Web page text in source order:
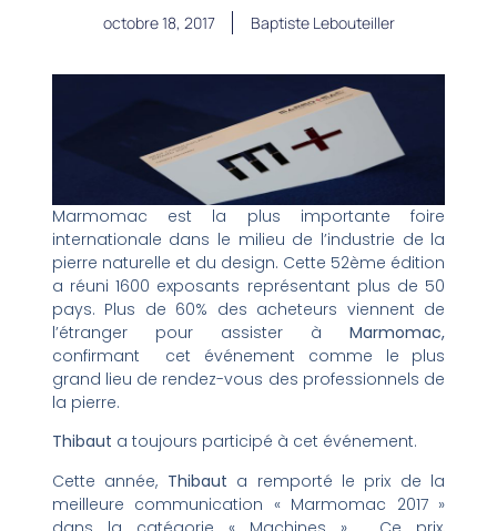
octobre 18, 2017 Baptiste Lebouteiller
Marmomac est la plus importante foire
internationale dans le milieu de l’industrie de la
pierre naturelle et du design. Cette 52ème édition
a réuni 1600 exposants représentant plus de 50
pays. Plus de 60% des acheteurs viennent de
l’étranger pour assister àMarmomac,
confirmant cet événement comme le plus
grand lieu de rendez-vous des professionnels de
la pierre.
Thibaut a toujours participé à cet événement.
Cette année, Thibaut a remporté le prix de la
meilleure communication « Marmomac 2017 »